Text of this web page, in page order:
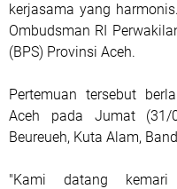
kerjasama yang
Ombudsman RI
(BPS) Provinsi Aceh.
Pertemuan tersebut
Aceh pada Jumat
Beureueh, Kuta Alam,
"Kami datang